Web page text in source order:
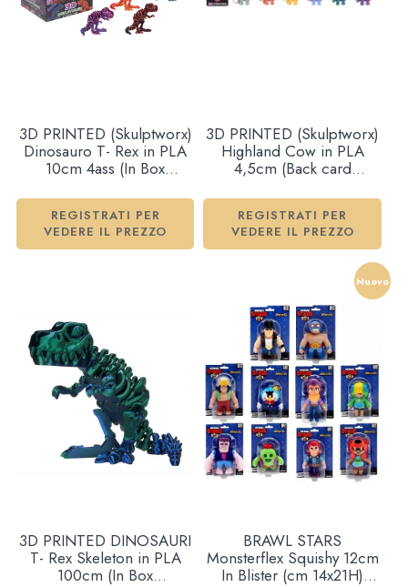
3D PRINTED (Skulptworx)
Dinosauro T- Rex in PLA
10cm 4ass (In Box
12pz…x12…x96
REGISTRATI PER
VEDERE IL PREZZO
3D PRINTED (Skulptworx)
Highland Cow in PLA
4,5cm (Back card
x288
REGISTRATI PER
VEDERE IL PREZZO
3D PRINTED DINOSAURI
T- Rex Skeleton in PLA
100cm (In Box
Nuovo
BRAWL STARS
Monsterflex Squishy 12cm
In Blister (cm 14x21H)